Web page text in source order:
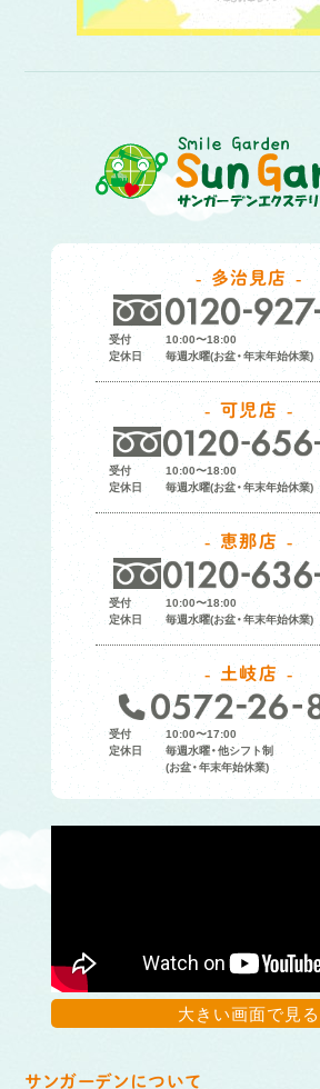
多治見店
受付
10:00〜18:00
定休日
毎週水曜(お盆・年末年始休業)
可児店
受付
10:00〜18:00
定休日
毎週水曜(お盆・年末年始休業)
恵那店
受付
10:00〜18:00
定休日
毎週水曜(お盆・年末年始休業)
土岐店
受付
10:00〜17:00
定休日
毎週水曜・他シフト制
(お盆・年末年始休業)
大きい画面で見る
サンガーデンについて